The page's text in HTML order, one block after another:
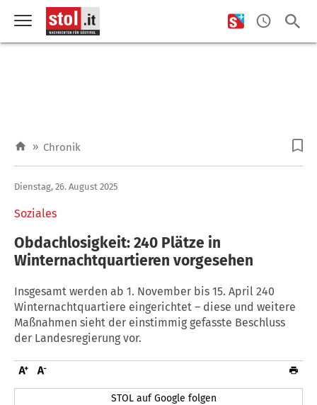
» Chronik
Soziales
Dienstag, 26. August 2025
Obdachlosigkeit: 240 Plätze in
Winternachtquartieren vorgesehen
Insgesamt werden ab 1. November bis 15. April 240
Winternachtquartiere eingerichtet – diese und weitere
Maßnahmen sieht der einstimmig gefasste Beschluss
der Landesregierung vor.
STOL auf Google folgen